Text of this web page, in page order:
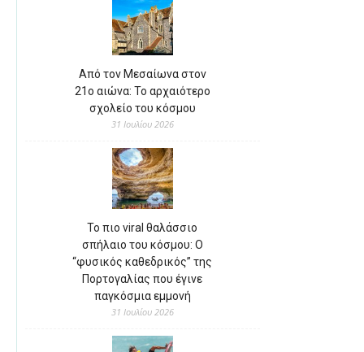
Από τον Μεσαίωνα στον
21ο αιώνα: Το αρχαιότερο
σχολείο του κόσμου
31 Ιουλίου 2026
Το πιο viral θαλάσσιο
σπήλαιο του κόσμου: Ο
“φυσικός καθεδρικός” της
Πορτογαλίας που έγινε
παγκόσμια εμμονή
31 Ιουλίου 2026